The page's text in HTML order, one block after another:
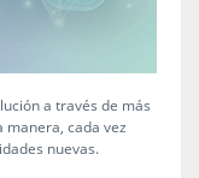
a través de más
manera, cada vez
nuevas.